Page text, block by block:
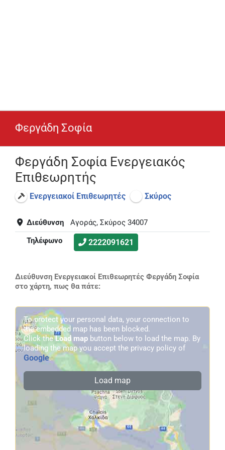
Φεργάδη Σοφία
Φεργάδη Σοφία Ενεργειακός
Επιθεωρητής
Ενεργειακοί Επιθεωρητές Σκύρος
Διεύθυνση
Αγοράς, Σκύρος 34007
Τηλέφωνο
2222091621
Διεύθυνση Ενεργειακοί Επιθεωρητές Φεργάδη Σοφία
στο χάρτη, πως θα πάτε:
To protect your personal data, your connection to
the embedded map has been blocked.
Click theLoad map button below to load the map. By
loading the map you accept the privacy policy of
Google.
Load map